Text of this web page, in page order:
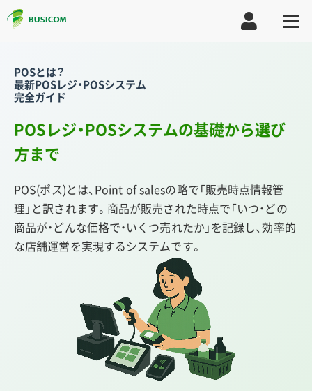
POSとは？
最新POSレジ・POSシステム
完全ガイド
POSレジ・POSシステムの基礎から選び
方まで
POS(ポス)とは、Point of salesの略で「販売時点情報管
理」と訳されます。商品が販売された時点で「いつ・どの
商品が・どんな価格で・いくつ売れたか」を記録し、効率的
な店舗運営を実現するシステムです。